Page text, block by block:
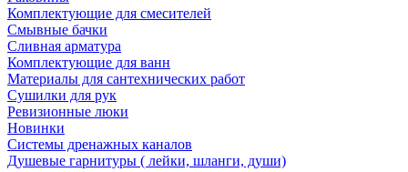
Комплектующие для смесителей
Смывные бачки
Сливная арматура
Комплектующие для ванн
Материалы для сантехнических работ
Сушилки для рук
Ревизионные люки
Новинки
Системы дренажных каналов
Душевые гарнитуры ( лейки, шланги, души)